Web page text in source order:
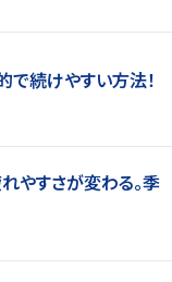
で続けやすい方法！
やすさが変わる。季